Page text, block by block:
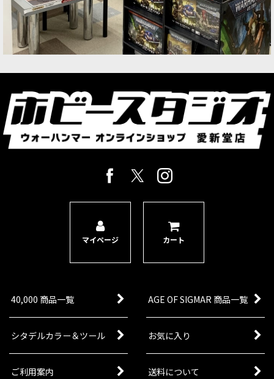
マイページ カート
40,000 商品一覧 AGE OF SIGMAR 商品一覧
シタデルカラー＆ツール お気に入り
ご利用案内 送料について